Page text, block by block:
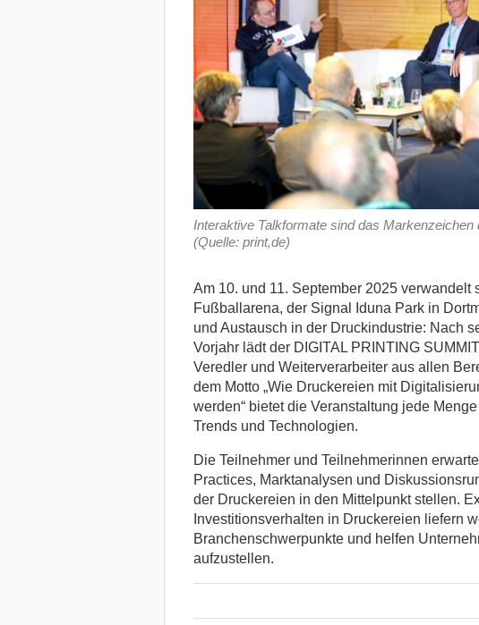
Interaktive Talkformate sind das
(Quelle: print,de)
Am 10. und 11. September 2025 verwandelt
Fußballarena, der Signal Iduna Park in
und Austausch in der Druckindustrie: Nach
Vorjahr lädt der DIGITAL PRINTING
Veredler und Weiterverarbeiter aus allen
dem Motto „Wie Druckereien mit
werden“ bietet die Veranstaltung jede
Trends und Technologien.
Die Teilnehmer und Teilnehmerinnen
Practices, Marktanalysen und
der Druckereien in den Mittelpunkt stellen.
Investitionsverhalten in Druckereien liefern
Branchenschwerpunkte und helfen
aufzustellen.